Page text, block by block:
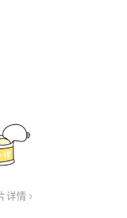
详情